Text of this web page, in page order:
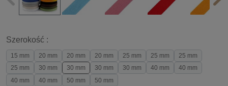
Szerokość :
15 mm 20 mm 20 mm 20 mm 25 mm 25 mm
25 mm
25 mm
30 mm 30 mm 30 mm 30 mm 40 mm
40 mm
40 mm
40 mm 50 mm 50 mm